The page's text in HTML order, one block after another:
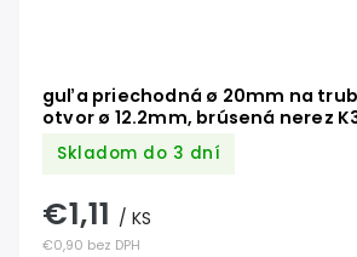
guľa priechodná ø 20mm na
otvor ø 12.2mm, brúsená nerez
Skladom do 3 dní
€0,90 bez DPH
€1,11 / KS